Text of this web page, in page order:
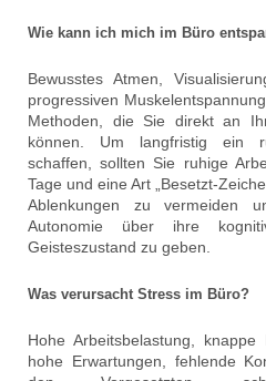
Wie kann ich mich im Büro
Bewusstes Atmen,
progressiven
Methoden, die Sie direkt an
können. Um langfristig ein
schaffen, sollten Sie ruhige
Tage und eine Art „Besetzt-
Ablenkungen zu vermeiden
Autonomie über ihre
Geisteszustand zu geben.
Was verursacht Stress im Büro?
Hohe Arbeitsbelastung, knappe
hohe Erwartungen, fehlende